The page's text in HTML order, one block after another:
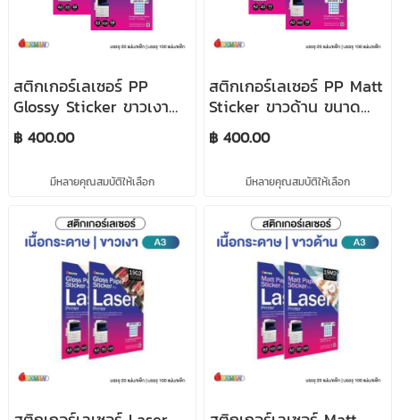
สติกเกอร์เลเซอร์ PP
Glossy Sticker ขาวเงา
ขนาด A3 บรรจุ 20แผ่น/
แพ็ก และ 100แผ่น/แพ็ก
เครื่องพิมพ์เลเซอร์ Fuji
฿ 400.00
มีหลายคุณสมบัติให้เลือก
สติกเกอร์เลเซอร์ PP Matt
Sticker ขาวด้าน ขนาด
A3 บรรจุ 20แผ่น/แพ็ก
และ 100แผ่น/แพ็ก (ชนิด
เครื่องพิมพ์เลเซอร์ Fuji
฿ 400.00
มีหลายคุณสมบัติให้เลือก